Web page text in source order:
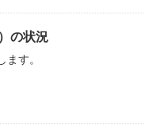
の状況
す。